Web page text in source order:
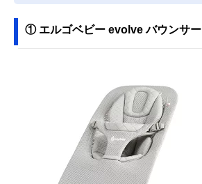
① エルゴベビー evolve バウンサー